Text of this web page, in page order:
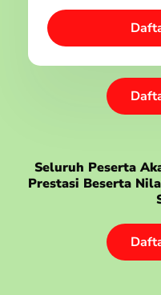
Seluruh Peserta
Prestasi Beserta